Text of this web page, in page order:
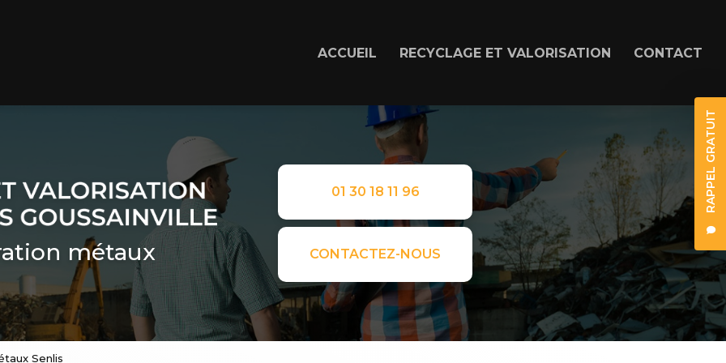
RAPPEL GRATUIT
ACCUEIL RECYCLAGE ET VALORISATION CONTACT
métaux
01 30 18 11 96
CONTACTEZ-NOUS
Senlis